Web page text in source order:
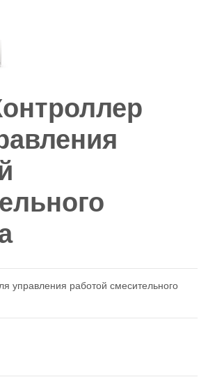
управления работой смесительного